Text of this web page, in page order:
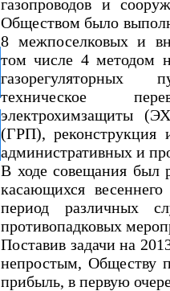
газопроводов и
Обществом было
8 межпоселковых и
том числе 4 методом
техническое
электрохимзащиты
(ГРП), реконструкция
административных и
В ходе совещания был
касающихся
период различных
противопадковых
Поставив задачи на
непростым, Обществу
прибыль, в первую